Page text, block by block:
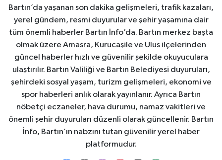
Bartın’da yaşanan son dakika gelişmeleri, trafik kazaları,
yerel gündem, resmi duyurular ve şehir yaşamına dair
tüm önemli haberler Bartın İnfo’da. Bartın merkez başta
olmak üzere Amasra, Kurucaşile ve Ulus ilçelerinden
güncel haberler hızlı ve güvenilir şekilde okuyuculara
ulaştırılır. Bartın Valiliği ve Bartın Belediyesi duyuruları,
şehirdeki sosyal yaşam, turizm gelişmeleri, ekonomi ve
spor haberleri anlık olarak yayınlanır. Ayrıca Bartın
nöbetçi eczaneler, hava durumu, namaz vakitleri ve
önemli şehir duyuruları düzenli olarak güncellenir. Bartın
İnfo, Bartın’ın nabzını tutan güvenilir yerel haber
platformudur.